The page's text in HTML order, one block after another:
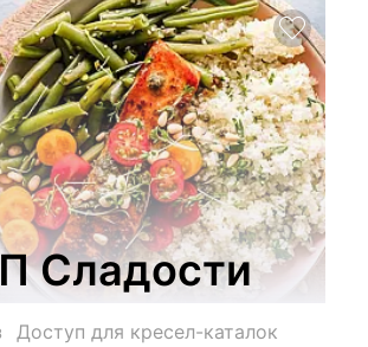
Сладости
Доступ для кресел-каталок